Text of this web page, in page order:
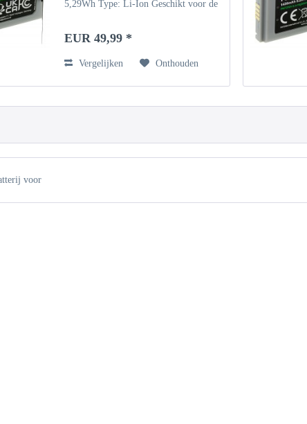
5,29Wh Type: Li-Ion Geschikt voor de
Wasp DT10 DT10RF DT10RF 2D...
EUR 49,99 *
Vergelijken Onthouden
voor